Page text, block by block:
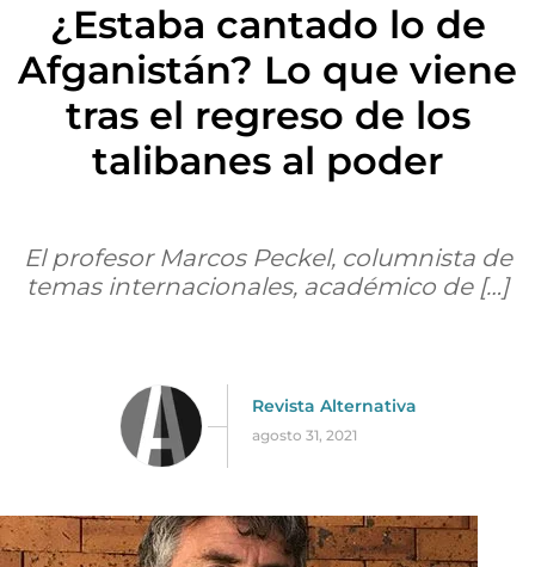
¿Estaba cantado lo de
Afganistán? Lo que viene
tras el regreso de los
talibanes al poder
El profesor Marcos Peckel, columnista de
temas internacionales, académico de […]
Revista Alternativa
agosto 31, 2021